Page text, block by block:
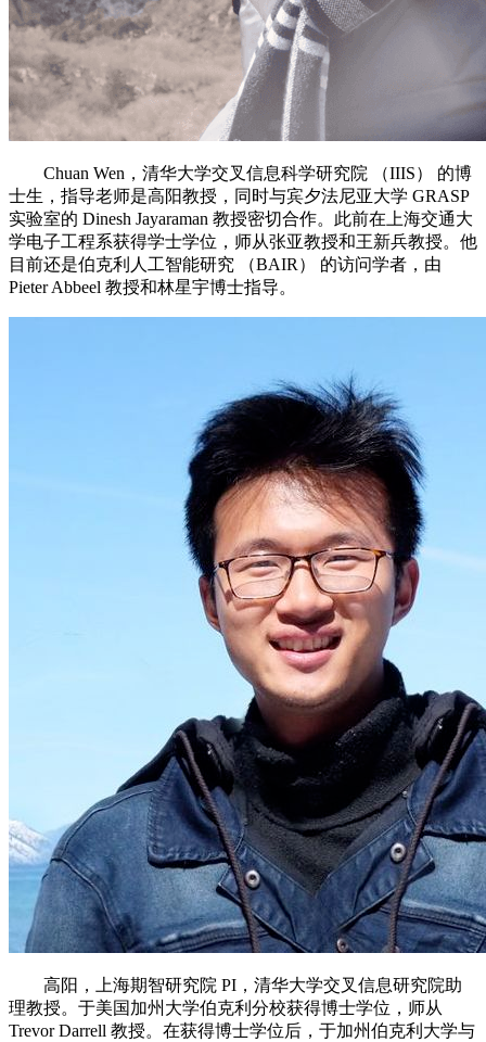
Chuan Wen，清华大学交叉信息科学研究院 （IIIS） 的博
士生，指导老师是高阳教授，同时与宾夕法尼亚大学 GRASP
实验室的 Dinesh Jayaraman 教授密切合作。此前在上海交通大
学电子工程系获得学士学位，师从张亚教授和王新兵教授。他
目前还是伯克利人工智能研究 （BAIR） 的访问学者，由
Pieter Abbeel 教授和林星宇博士指导。
高阳，上海期智研究院 PI，清华大学交叉信息研究院助
理教授。于美国加州大学伯克利分校获得博士学位，师从
Trevor Darrell 教授。在获得博士学位后，于加州伯克利大学与